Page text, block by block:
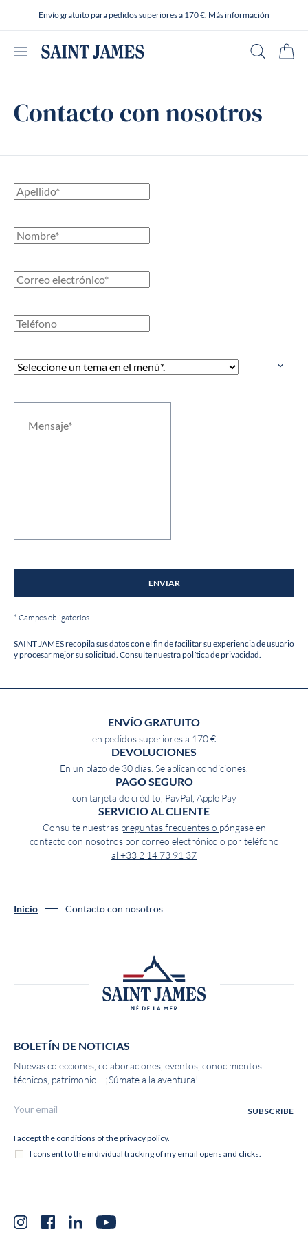
Envío gratuito para pedidos superiores a 170 €. Más información
Abrir menú
Contacto con nosotros
ENVIAR
* Campos obligatorios
SAINT JAMES recopila sus datos con el fin de facilitar su experiencia de usuario
y procesar mejor su solicitud. Consulte nuestra política de privacidad.
ENVÍO GRATUITO
en pedidos superiores a 170 €
DEVOLUCIONES
En un plazo de 30 días. Se aplican condiciones.
PAGO SEGURO
con tarjeta de crédito, PayPal, Apple Pay
SERVICIO AL CLIENTE
Consulte nuestras preguntas frecuentes o póngase en
contacto con nosotros por correo electrónico o por teléfono
al +33 2 14 73 91 37
Inicio Contacto con nosotros
BOLETÍN DE NOTICIAS
Nuevas colecciones, colaboraciones, eventos, conocimientos
técnicos, patrimonio... ¡Súmate a la aventura!
InstagramFacebookLinkedInYouTube